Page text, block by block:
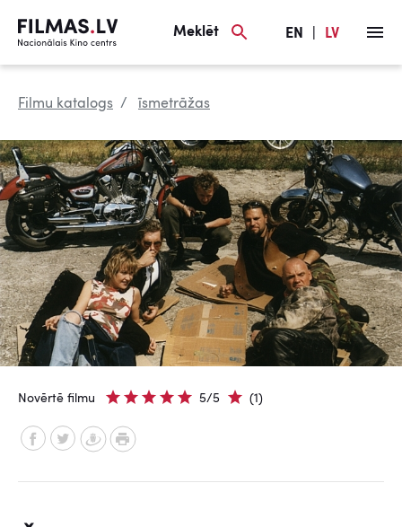
Meklēt EN LV
Filmu katalogs īsmetrāžas
Novērtē filmu 5/5 (1)